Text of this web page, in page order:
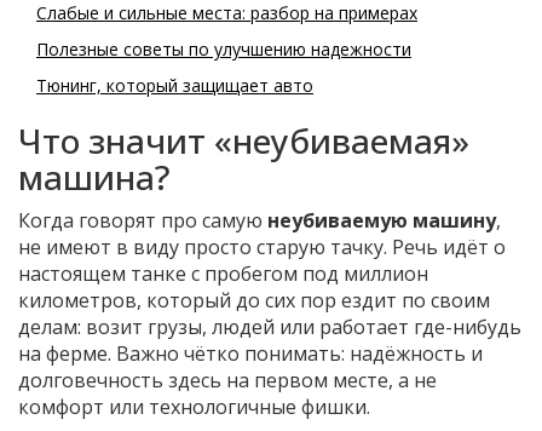
Слабые и сильные места: разбор на примерах
Полезные советы по улучшению надежности
Тюнинг, который защищает авто
Что значит «неубиваемая»
машина?
Когда говорят про самую неубиваемую машину,
не имеют в виду просто старую тачку. Речь идёт о
настоящем танке с пробегом под миллион
километров, который до сих пор ездит по своим
делам: возит грузы, людей или работает где-нибудь
на ферме. Важно чётко понимать: надёжность и
долговечность здесь на первом месте, а не
комфорт или технологичные фишки.